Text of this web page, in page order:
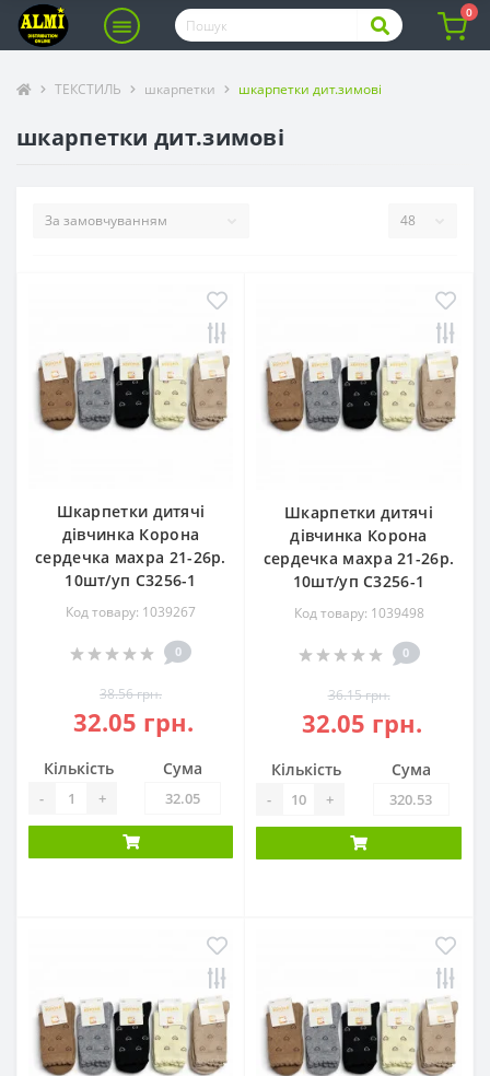
0
ТЕКСТИЛЬ шкарпетки шкарпетки дит.зимові
шкарпетки дит.зимові
Шкарпетки дитячі
дівчинка Корона
сердечка махра 21-26р.
10шт/уп С3256-1
Код товару: 1039267
0
38.56 грн.
32.05 грн.
Кількість
- +
Сума
Шкарпетки дитячі
дівчинка Корона
сердечка махра 21-26р.
10шт/уп С3256-1
Код товару: 1039498
0
36.15 грн.
32.05 грн.
Кількість
- +
Сума